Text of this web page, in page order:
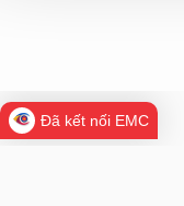
Đã kết nối EMC